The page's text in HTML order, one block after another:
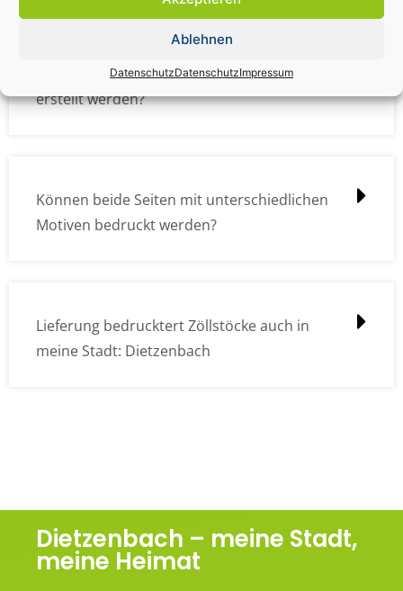
Ablehnen
DatenschutzDatenschutzImpressum
Wie müssen die Druckdateien angelegt /
erstellt werden?
Können beide Seiten mit unterschiedlichen
Motiven bedruckt werden?
Lieferung bedrucktert Zöllstöcke auch in
meine Stadt: Dietzenbach
Dietzenbach – meine Stadt,
meine Heimat